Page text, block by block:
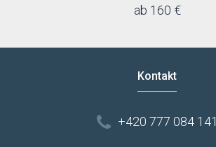
ab 160 €
Kontakt
+420 777 084 141